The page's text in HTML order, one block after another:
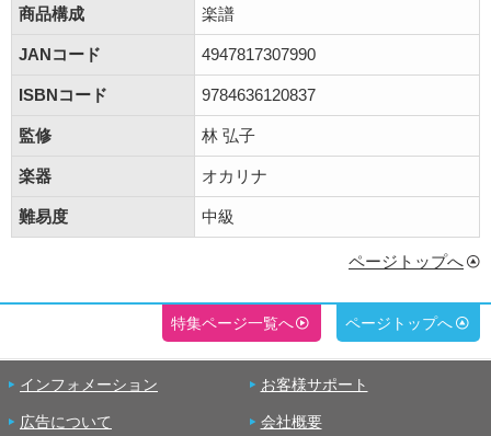
商品構成 楽譜
JANコード 4947817307990
ISBNコード 9784636120837
監修 林 弘子
楽器 オカリナ
難易度 中級
ページトップへ
特集ページ一覧へ ページトップへ
インフォメーション お客様サポート
広告について 会社概要